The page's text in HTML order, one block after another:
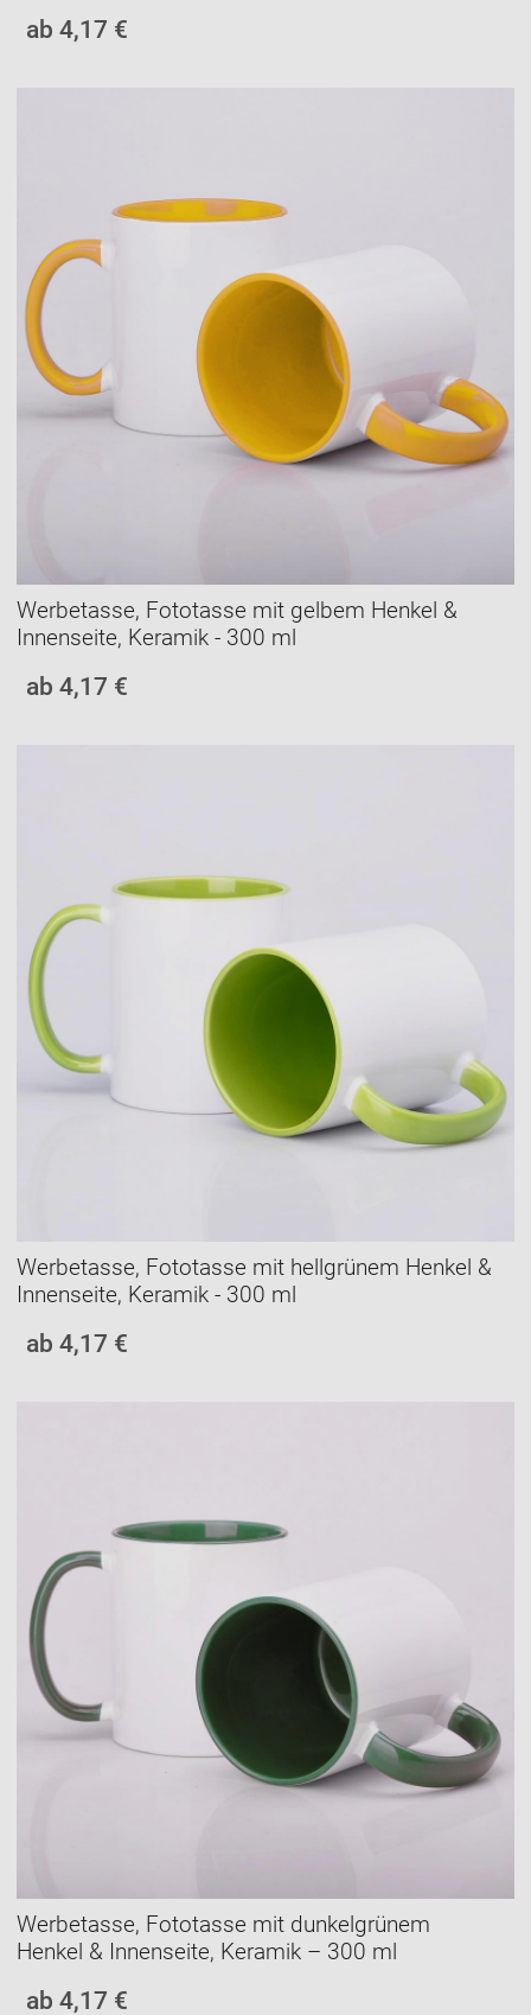
ab 4,17 €
Werbetasse, Fototasse mit gelbem Henkel &
Innenseite, Keramik - 300 ml
ab 4,17 €
Werbetasse, Fototasse mit hellgrünem Henkel &
Innenseite, Keramik - 300 ml
ab 4,17 €
Werbetasse, Fototasse mit dunkelgrünem
Henkel & Innenseite, Keramik – 300 ml
ab 4,17 €